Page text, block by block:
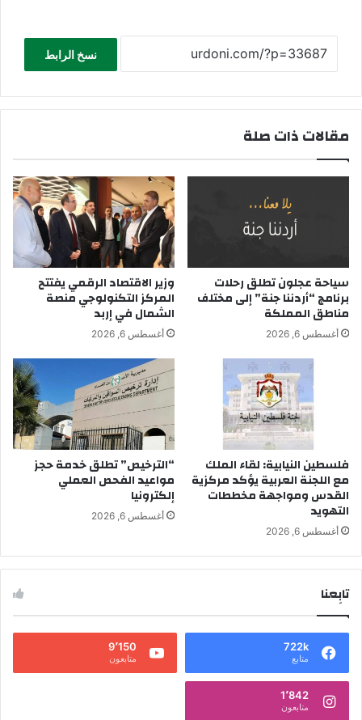
نسخ الرابط
مقالات ذات صلة
سياحة عجلون تطلق رحلات
برنامج “أردننا جنة” إلى مختلف
مناطق المملكة
أغسطس 6, 2026
وزير الاقتصاد الرقمي يفتتح
المركز التكنولوجي منصة
الشمال في إربد
أغسطس 6, 2026
فلسطين النيابية: لقاء الملك
مع اللجنة العربية يؤكد مركزية
القدس ومواجهة مخططات
التهويد
أغسطس 6, 2026
“الترخيص” تطلق خدمة حجز
مواعيد الفحص العملي
إلكترونيا
أغسطس 6, 2026
تابِعنا
722k
متابع
9٬150
متابعون
1٬842
متابعون